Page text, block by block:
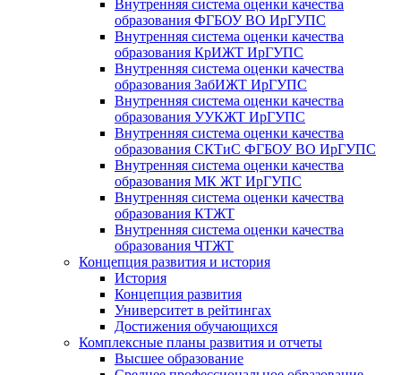
Внутренняя система оценки качества
образования ФГБОУ ВО ИрГУПС
Внутренняя система оценки качества
образования КрИЖТ ИрГУПС
Внутренняя система оценки качества
образования ЗабИЖТ ИрГУПС
Внутренняя система оценки качества
образования УУКЖТ ИрГУПС
Внутренняя система оценки качества
образования СКТиС ФГБОУ ВО ИрГУПС
Внутренняя система оценки качества
образования МК ЖТ ИрГУПС
Внутренняя система оценки качества
образования КТЖТ
Внутренняя система оценки качества
образования ЧТЖТ
Концепция развития и история
История
Концепция развития
Университет в рейтингах
Достижения обучающихся
Комплексные планы развития и отчеты
Высшее образование